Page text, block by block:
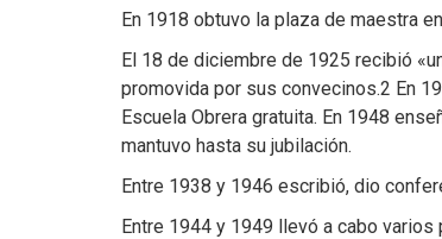
En 1918 obtuvo la plaza de maestra
El 18 de diciembre de 1925 recibió
promovida por sus convecinos.2​ En
Escuela Obrera gratuita. En 1948
mantuvo hasta su jubilación.
Entre 1938 y 1946 escribió, dio
Entre 1944 y 1949 llevó a cabo